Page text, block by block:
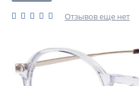
Отзывов еще нет